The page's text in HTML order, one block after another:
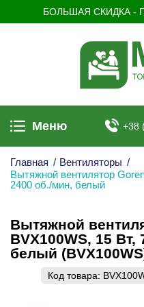
БОЛЬШАЯ СКИДКА -
Меню +38
Главная / Вентиляторы /
Вытяжной вентилятор
2400 об./мин, белый
Вытяжной
BVX100WS, 15
белый
Код товара: